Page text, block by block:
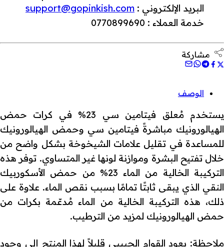
البريد الإلكتروني : support@gopinkish.com
خدمة العملاء : 0770899690
مشاركة
الوصف
يستخدم مُعلق فيتامين سي 23% في كرات حمض
الهيالورونيك مباشرةً فيتامين سي وحمض الهيالورونيك
للمساعدة في تقليل علامات الشيخوخة بشكل واضح من
خلال تفتيح البشرة وموازنة لونها غير المتساوي. توفر هذه
التركيبة الخالية من الماء 23% من حمض الأسكوربيك
النقي الذي يبقى ثابتًا تمامًا بسبب نقص الماء. علاوة على
ذلك، هذه التركيبة الخالية من الماء مُدعّمة بكرات من
حمض الهيالورونيك لمزيد من الترطيب.
ملاحظة: يعود القوام الحبيبي قليلاً لهذا المنتج إلى وجود